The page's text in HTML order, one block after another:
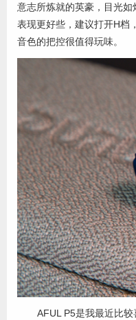
意志所炼就的英豪，目光
表现更好些，建议打开H档
音色的把控很值得玩味。
AFUL P5是我最近比